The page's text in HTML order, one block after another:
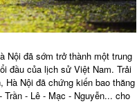
Nội đã sớm trở thành một trung
đầu của lịch sử Việt Nam. Trải
Hà Nội đã chứng kiến bao thăng
- Lê - Mạc - Nguyễn... cho